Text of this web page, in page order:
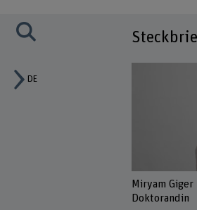
DE
Miryam Giger
Doktorandin